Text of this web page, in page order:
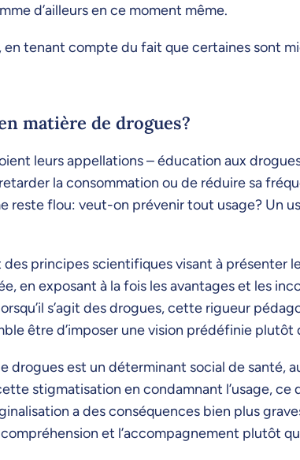
d’ailleurs en ce moment même.
tenant compte du fait que certaines sont
matière de drogues?
leurs appellations – éducation aux
la consommation ou de réduire sa
reste flou: veut-on prévenir tout usage? Un
principes scientifiques visant à présenter
en exposant à la fois les avantages et les
s’agit des drogues, cette rigueur
être d’imposer une vision prédéfinie
drogues est un déterminant social de santé,
stigmatisation en condamnant l’usage, ce
a des conséquences bien plus
et l’accompagnement plutôt